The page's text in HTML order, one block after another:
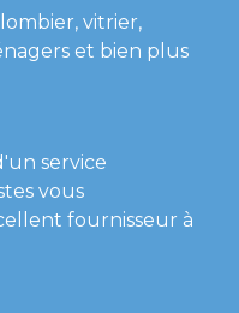
vitrier,
et bien plus
service
vous
fournisseur à